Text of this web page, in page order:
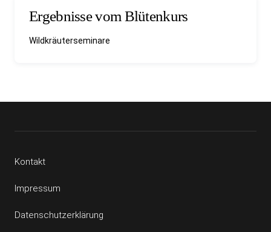
Ergebnisse vom Blütenkurs
Wildkräuterseminare
Kontakt
Impressum
Datenschutzerklärung